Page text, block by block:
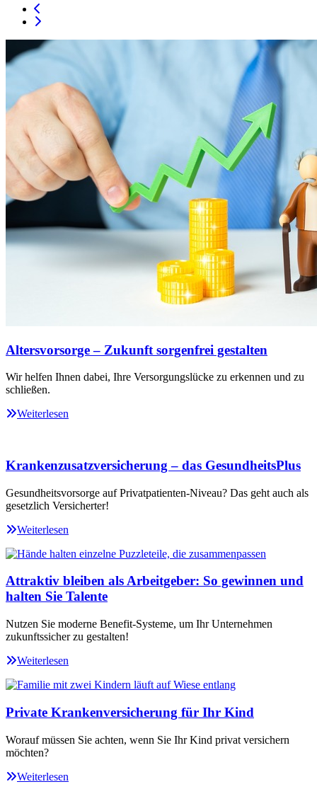
Altersvorsorge – Zukunft sorgenfrei gestalten
Wir helfen Ihnen dabei, Ihre Versorgungslücke zu erkennen und zu
schließen.
Weiterlesen
Krankenzusatzversicherung – das GesundheitsPlus
Gesundheitsvorsorge auf Privatpatienten-Niveau? Das geht auch als
gesetzlich Versicherter!
Weiterlesen
Attraktiv bleiben als Arbeitgeber: So gewinnen und
halten Sie Talente
Nutzen Sie moderne Benefit-Systeme, um Ihr Unternehmen
zukunftssicher zu gestalten!
Weiterlesen
Private Krankenversicherung für Ihr Kind
Worauf müssen Sie achten, wenn Sie Ihr Kind privat versichern
möchten?
Weiterlesen